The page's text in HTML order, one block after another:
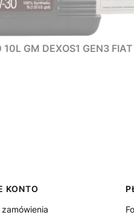
GM DEXOS1 GEN3
KONTO
zamówienia